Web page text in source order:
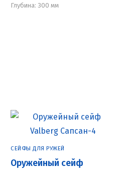
Глубина: 300 мм
СЕЙФЫ ДЛЯ РУЖЕЙ
Оружейный сейф